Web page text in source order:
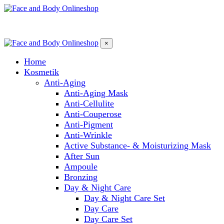
×
Home
Kosmetik
Anti-Aging
Anti-Aging Mask
Anti-Cellulite
Anti-Couperose
Anti-Pigment
Anti-Wrinkle
Active Substance- & Moisturizing Mask
After Sun
Ampoule
Bronzing
Day & Night Care
Day & Night Care Set
Day Care
Day Care Set